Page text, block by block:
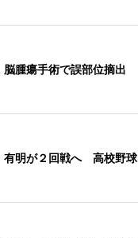
脳腫瘍手術で誤部位摘出
有明が２回戦へ 高校野球